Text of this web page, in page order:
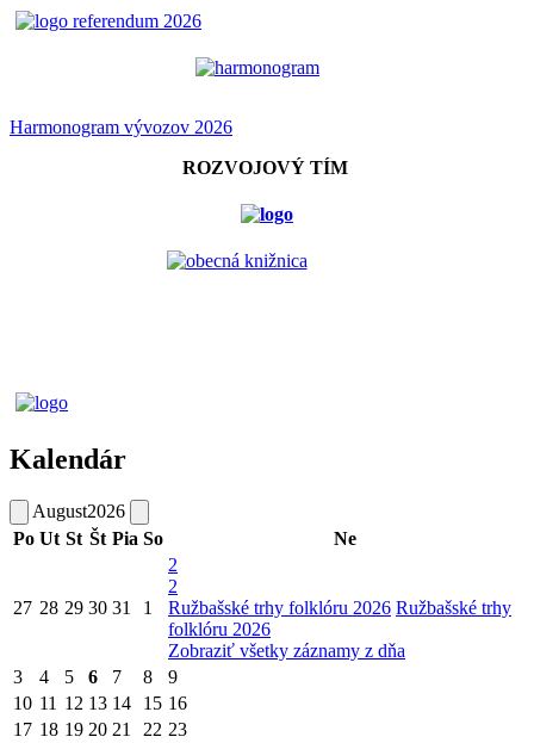
Harmonogram vývozov 2026
ROZVOJOVÝ TÍM
Kalendár
August2026
Po Ut St Št Pia So Ne
27 28 29 30 31 1
2
2
Ružbašské trhy folklóru 2026 Ružbašské trhy
folklóru 2026
Zobraziť všetky záznamy z dňa
3
4 5 6 7 8
9
10 11 12 13 14 15 16
17 18 19 20 21 22 23